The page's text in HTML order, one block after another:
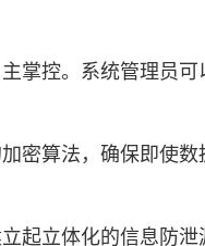
掌控。系统管理员
密算法，确保即使
起立体化的信息防